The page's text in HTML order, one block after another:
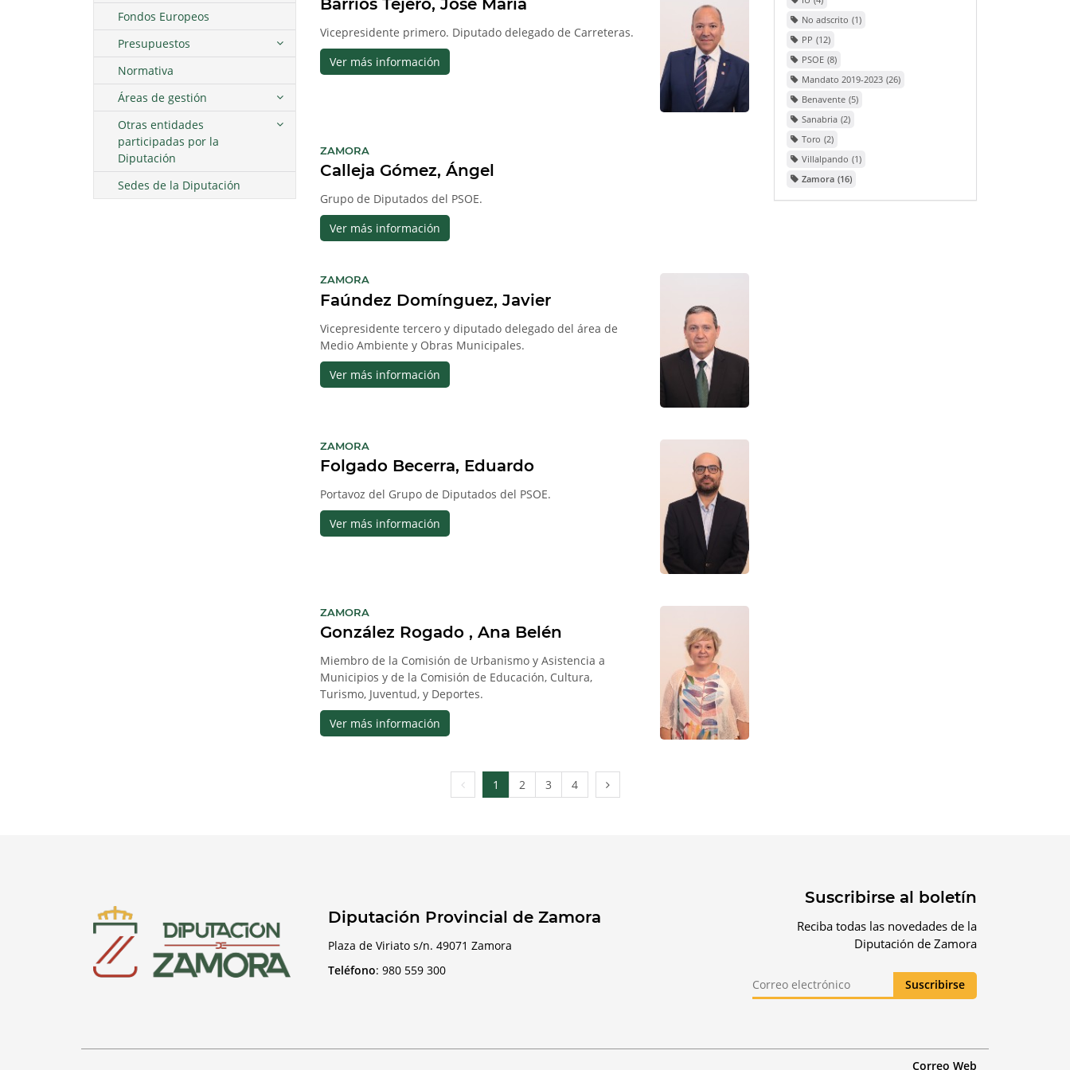
Fondos Europeos
Presupuestos
Normativa
Áreas de gestión
Otras entidades
participadas por la
Diputación
Sedes de la Diputación
Barrios Tejero, José María
Vicepresidente primero. Diputado delegado de Carreteras.
Ver más información
ZAMORA
Calleja Gómez, Ángel
Grupo de Diputados del PSOE.
Ver más información
ZAMORA
Faúndez Domínguez, Javier
Vicepresidente tercero y diputado delegado del área de
Medio Ambiente y Obras Municipales.
Ver más información
ZAMORA
Folgado Becerra, Eduardo
Portavoz del Grupo de Diputados del PSOE.
Ver más información
ZAMORA
González Rogado , Ana Belén
Miembro de la Comisión de Urbanismo y Asistencia a
Municipios y de la Comisión de Educación, Cultura,
Turismo, Juventud, y Deportes.
Ver más información
Página
anterior
1 2 3 4
Página
siguiente
No adscrito 1
PP 12
PSOE 8
Mandato 2019-2023 26
Benavente 5
Sanabria 2
Toro 2
Villalpando 1
Zamora 16
Diputación Provincial de Zamora
Plaza de Viriato s/n. 49071 Zamora
Teléfono: 980 559 300
Suscribirse al boletín
Reciba todas las novedades de la
Diputación de Zamora
Correo Web